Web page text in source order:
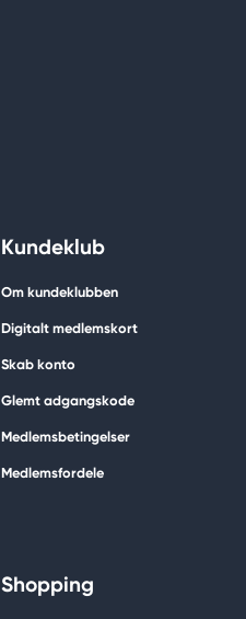
Kundeklub
Om kundeklubben
Digitalt medlemskort
Skab konto
Glemt adgangskode
Medlemsbetingelser
Medlemsfordele
Shopping